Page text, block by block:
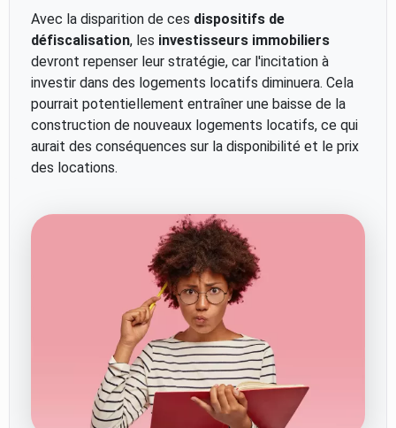
Avec la disparition de ces dispositifs de
défiscalisation, les investisseurs immobiliers
devront repenser leur stratégie, car l'incitation à
investir dans des logements locatifs diminuera. Cela
pourrait potentiellement entraîner une baisse de la
construction de nouveaux logements locatifs, ce qui
aurait des conséquences sur la disponibilité et le prix
des locations.